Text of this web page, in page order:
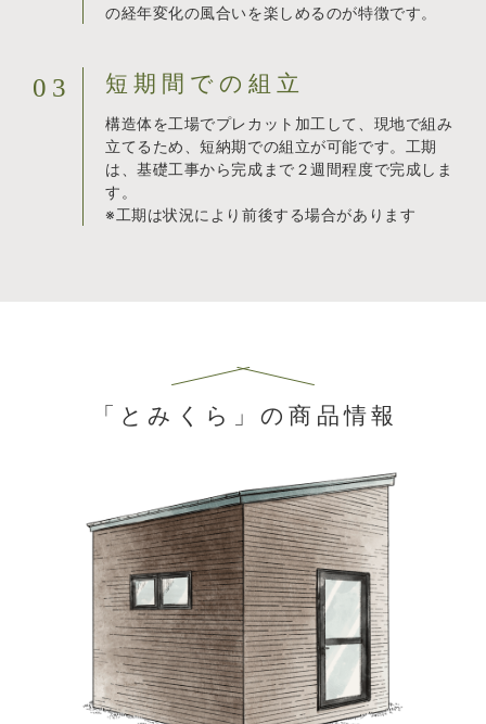
の経年変化の風合いを楽しめるのが特徴です。
03 短期間での組立
構造体を工場でプレカット加工して、現地で組み
立てるため、短納期での組立が可能です。工期
は、基礎工事から完成まで２週間程度で完成しま
す。
※工期は状況により前後する場合があります
「とみくら」の商品情報